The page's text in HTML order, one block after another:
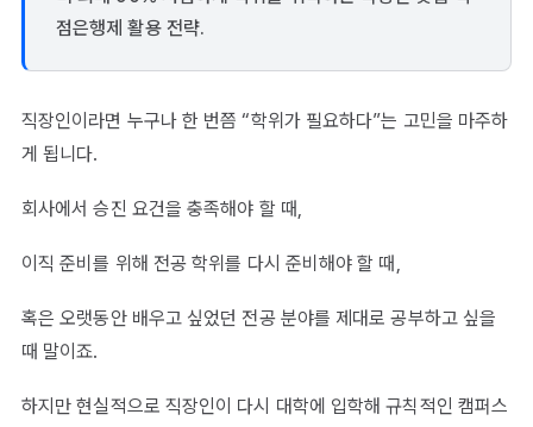
점은행제 활용 전략.
직장인이라면 누구나 한 번쯤 “학위가 필요하다”는 고민을 마주하
게 됩니다.
회사에서 승진 요건을 충족해야 할 때,
이직 준비를 위해 전공 학위를 다시 준비해야 할 때,
혹은 오랫동안 배우고 싶었던 전공 분야를 제대로 공부하고 싶을
때 말이죠.
하지만 현실적으로 직장인이 다시 대학에 입학해 규칙적인 캠퍼스